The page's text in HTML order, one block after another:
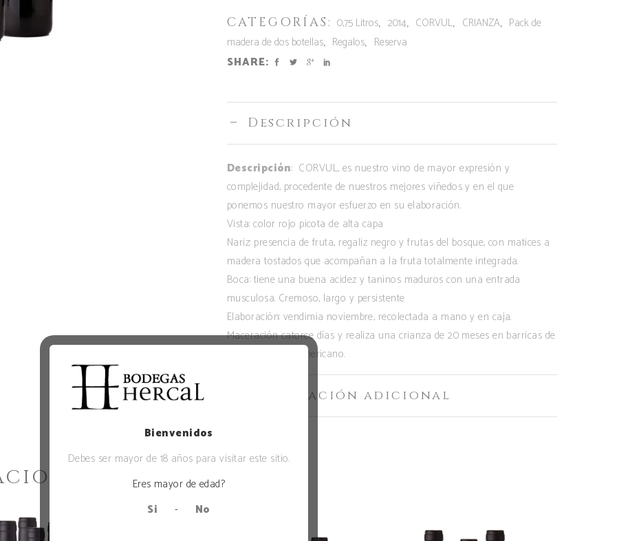
CATEGORÍAS:0,75 Litros, 2014, CORVUL, CRIANZA, Pack de
madera de dos botellas, Regalos, Reserva
SHARE:
Descripción
Descripción: CORVUL, es nuestro vino de mayor expresión y
complejidad, procedente de nuestros mejores viñedos y en el que
ponemos nuestro mayor esfuerzo en su elaboración.
Vista: color rojo picota de alta capa
Nariz: presencia de fruta, regaliz negro y frutas del bosque, con matices a
madera tostados que acompañan a la fruta totalmente integrada.
Boca: tiene una buena acidez y taninos maduros con una entrada
musculosa. Cremoso, largo y persistente
Elaboración: vendimia noviembre, recolectada a mano y en caja.
Maceración catorce días y realiza una crianza de 20 meses en barricas de
roble francés y Americano.
Información adicional
Bienvenidos
Debes ser mayor de 18 años para visitar este sitio.
Eres mayor de edad?
Si
- No